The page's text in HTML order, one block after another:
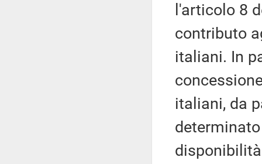
l'articolo 8
contributo
italiani. In
italiani, da